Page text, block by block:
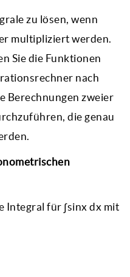
zu lösen, wenn
multipliziert werden.
Sie die Funktionen
nach
Berechnungen zweier
die genau
Integral für ∫sinx dx mit